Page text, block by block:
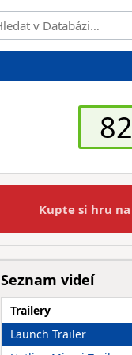
82
Kupte si hru na
Seznam videí
Trailery
Launch Trailer